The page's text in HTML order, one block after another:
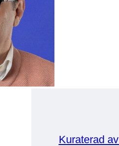
Kuraterad av